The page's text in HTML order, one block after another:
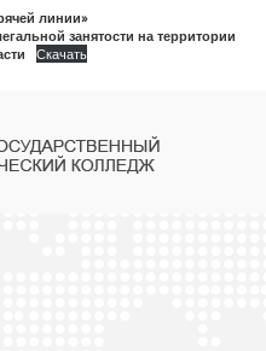
линии»
занятости на территории
Скачать